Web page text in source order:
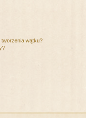
tworzenia wątku?